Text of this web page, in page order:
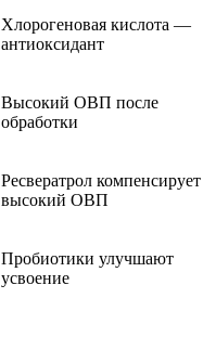
Хлорогеновая кислота —
антиоксидант
Высокий ОВП после
обработки
Ресвератрол компенсирует
высокий ОВП
Пробиотики улучшают
усвоение